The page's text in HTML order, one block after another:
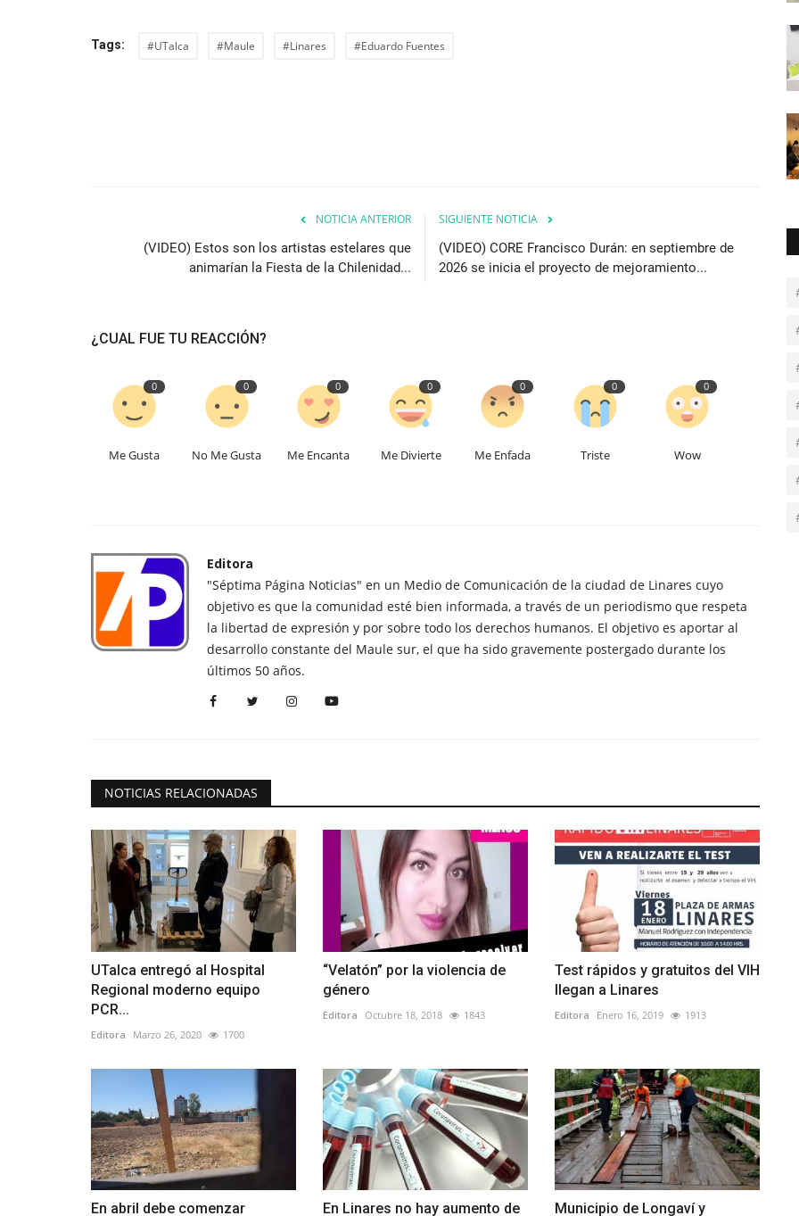
Tags: #UTalca #Maule #Linares #Eduardo Fuentes
NOTICIA ANTERIOR
(VIDEO) Estos son los artistas estelares que
animarían la Fiesta de la Chilenidad...
SIGUIENTE NOTICIA
(VIDEO) CORE Francisco Durán: en septiembre de
2026 se inicia el proyecto de mejoramiento...
¿CUAL FUE TU REACCIÓN?
0
Me Gusta
0
No Me Gusta
0
Me Encanta
0
Me Divierte
0
Me Enfada
0
Triste
0
Wow
Editora
"Séptima Página Noticias" en un Medio de Comunicación de la ciudad de Linares cuyo
objetivo es que la comunidad esté bien informada, a través de un periodismo que respeta
la libertad de expresión y por sobre todo los derechos humanos. El objetivo es aportar al
desarrollo constante del Maule sur, el que ha sido gravemente postergado durante los
últimos 50 años.
NOTICIAS RELACIONADAS
UTalca entregó al Hospital
Regional moderno equipo
PCR...
Editora Marzo 26, 2020 1700
“Velatón” por la violencia de
género
Editora Octubre 18, 2018 1843
Test rápidos y gratuitos del VIH
llegan a Linares
Editora Enero 16, 2019 1913
En abril debe comenzar En Linares no hay aumento de Municipio de Longaví y